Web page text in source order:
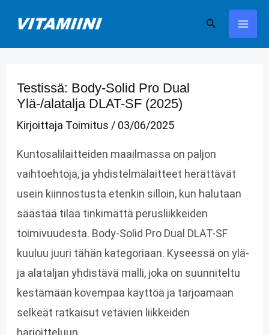
sisältöön
Hae
Testissä: Body-Solid Pro Dual
Ylä-/alatalja DLAT-SF (2025)
Kirjoittaja Toimitus / 03/06/2025
Kuntosalilaitteiden maailmassa on paljon
vaihtoehtoja, ja yhdistelmälaitteet herättävät
usein kiinnostusta etenkin silloin, kun halutaan
säästää tilaa tinkimättä perusliikkeiden
toimivuudesta. Body-Solid Pro Dual DLAT-SF
kuuluu juuri tähän kategoriaan. Kyseessä on ylä-
ja alataljan yhdistävä malli, joka on suunniteltu
kestämään kovempaa käyttöä ja tarjoamaan
selkeät ratkaisut vetävien liikkeiden
harjoitteluun.